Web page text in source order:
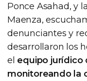
Ponce Asahad, y
Maenza,
denunciantes y
desarrollaron los
el equipo jurídico
monitoreando la